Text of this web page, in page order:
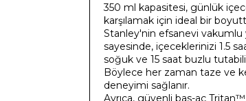
350 ml kapasitesi, günlük
karşılamak için ideal bir
Stanley'nin efsanevi vakumlu
sayesinde, içeceklerinizi 1.5
soğuk ve 15 saat buzlu
Böylece her zaman taze ve
deneyimi sağlanır.
Ayrıca, güvenli bas-aç